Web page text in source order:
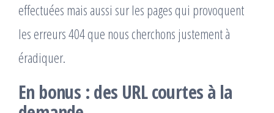
effectuées mais aussi sur les pages qui provoquent
les erreurs 404 que nous cherchons justement à
éradiquer.
En bonus : des URL courtes à la